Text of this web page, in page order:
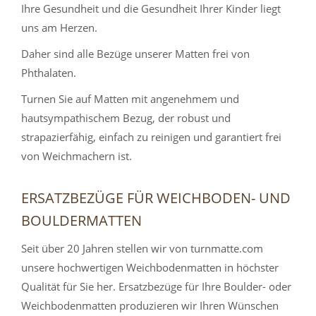
Ihre Gesundheit und die Gesundheit Ihrer Kinder liegt
uns am Herzen.
Daher sind alle Bezüge unserer Matten frei von
Phthalaten.
Turnen Sie auf Matten mit angenehmem und
hautsympathischem Bezug, der robust und
strapazierfähig, einfach zu reinigen und garantiert frei
von Weichmachern ist.
ERSATZBEZÜGE FÜR WEICHBODEN- UND
BOULDERMATTEN
Seit über 20 Jahren stellen wir von turnmatte.com
unsere hochwertigen Weichbodenmatten in höchster
Qualität für Sie her. Ersatzbezüge für Ihre Boulder- oder
Weichbodenmatten produzieren wir Ihren Wünschen